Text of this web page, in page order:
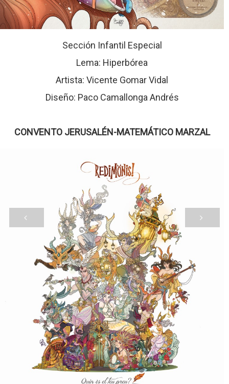
Sección Infantil Especial
Lema: Hiperbórea
Artista: Vicente Gomar Vidal
Diseño: Paco Camallonga Andrés
CONVENTO JERUSALÉN-MATEMÁTICO MARZAL